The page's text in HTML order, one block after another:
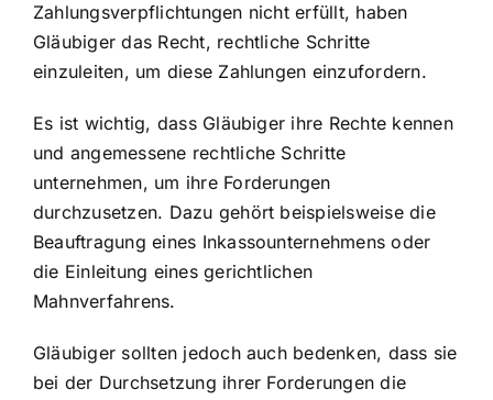
Zahlungsverpflichtungen nicht erfüllt, haben
Gläubiger das Recht, rechtliche Schritte
einzuleiten, um diese Zahlungen einzufordern.
Es ist wichtig, dass Gläubiger ihre Rechte kennen
und angemessene rechtliche Schritte
unternehmen, um ihre Forderungen
durchzusetzen. Dazu gehört beispielsweise die
Beauftragung eines Inkassounternehmens oder
die Einleitung eines gerichtlichen
Mahnverfahrens.
Gläubiger sollten jedoch auch bedenken, dass sie
bei der Durchsetzung ihrer Forderungen die